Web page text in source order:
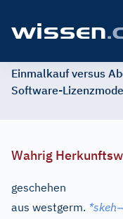
Einmalkauf versus
Software-
Wahrig
geschehen
aus westgerm. *skeh–